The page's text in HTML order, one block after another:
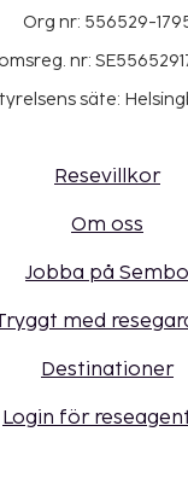
Org nr: 556529-
nr:
säte:
Resevillkor
Om oss
Jobba på Sembo
med
Destinationer
Login för